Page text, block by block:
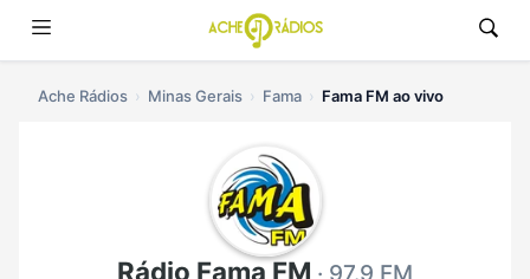
Ache Rádios Minas Gerais Fama Fama FM ao vivo
Rádio Fama FM